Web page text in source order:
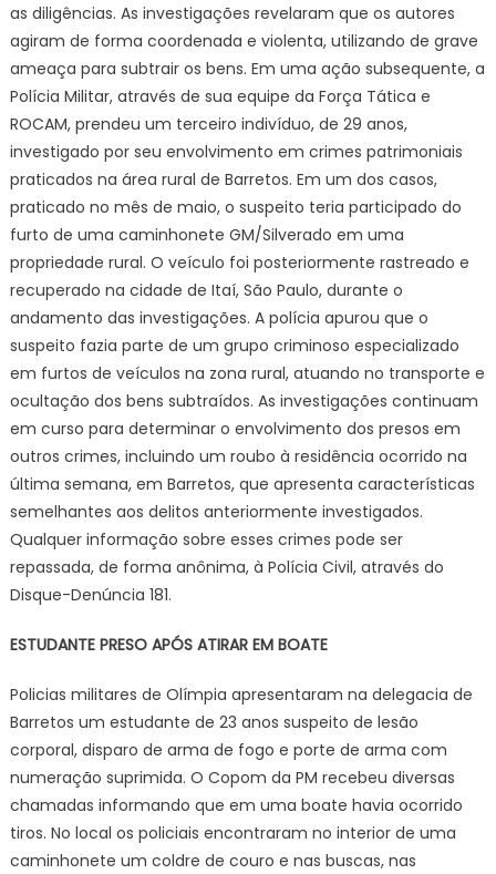
as diligências. As investigações revelaram que os autores
agiram de forma coordenada e violenta, utilizando de grave
ameaça para subtrair os bens. Em uma ação subsequente, a
Polícia Militar, através de sua equipe da Força Tática e
ROCAM, prendeu um terceiro indivíduo, de 29 anos,
investigado por seu envolvimento em crimes patrimoniais
praticados na área rural de Barretos. Em um dos casos,
praticado no mês de maio, o suspeito teria participado do
furto de uma caminhonete GM/Silverado em uma
propriedade rural. O veículo foi posteriormente rastreado e
recuperado na cidade de Itaí, São Paulo, durante o
andamento das investigações. A polícia apurou que o
suspeito fazia parte de um grupo criminoso especializado
em furtos de veículos na zona rural, atuando no transporte e
ocultação dos bens subtraídos. As investigações continuam
em curso para determinar o envolvimento dos presos em
outros crimes, incluindo um roubo à residência ocorrido na
última semana, em Barretos, que apresenta características
semelhantes aos delitos anteriormente investigados.
Qualquer informação sobre esses crimes pode ser
repassada, de forma anônima, à Polícia Civil, através do
Disque-Denúncia 181.
ESTUDANTE PRESO APÓS ATIRAR EM BOATE
Policias militares de Olímpia apresentaram na delegacia de
Barretos um estudante de 23 anos suspeito de lesão
corporal, disparo de arma de fogo e porte de arma com
numeração suprimida. O Copom da PM recebeu diversas
chamadas informando que em uma boate havia ocorrido
tiros. No local os policiais encontraram no interior de uma
caminhonete um coldre de couro e nas buscas, nas